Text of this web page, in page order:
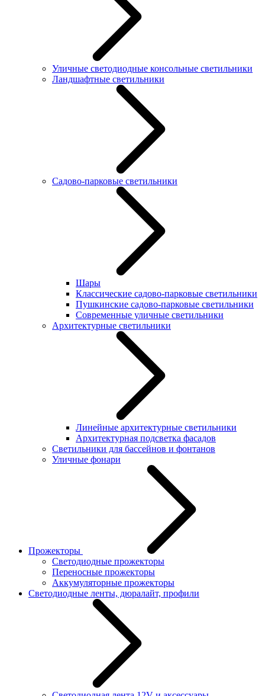
Уличные светодиодные консольные светильники
Ландшафтные светильники
Садово-парковые светильники
Шары
Классические садово-парковые светильники
Пушкинские садово-парковые светильники
Современные уличные светильники
Архитектурные светильники
Линейные архитектурные светильники
Архитектурная подсветка фасадов
Светильники для бассейнов и фонтанов
Уличные фонари
Прожекторы
Светодиодные прожекторы
Переносные прожекторы
Аккумуляторные прожекторы
Светодиодные ленты, дюралайт, профили